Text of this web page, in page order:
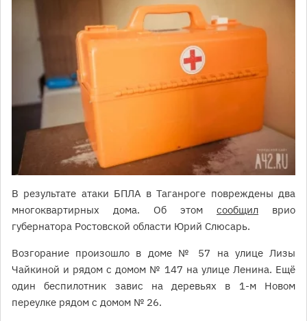
В результате атаки БПЛА в Таганроге повреждены два
многоквартирных дома. Об этом сообщил врио
губернатора Ростовской области Юрий Слюсарь.
Возгорание произошло в доме № 57 на улице Лизы
Чайкиной и рядом с домом № 147 на улице Ленина. Ещё
один беспилотник завис на деревьях в 1-м Новом
переулке рядом с домом № 26.